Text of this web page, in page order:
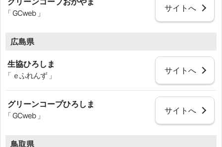
「 GCweb 」
サイトへ
広島県
生協ひろしま
「 ｅふれんず 」
サイトへ
グリーンコープひろしま
「 GCweb 」
サイトへ
鳥取県